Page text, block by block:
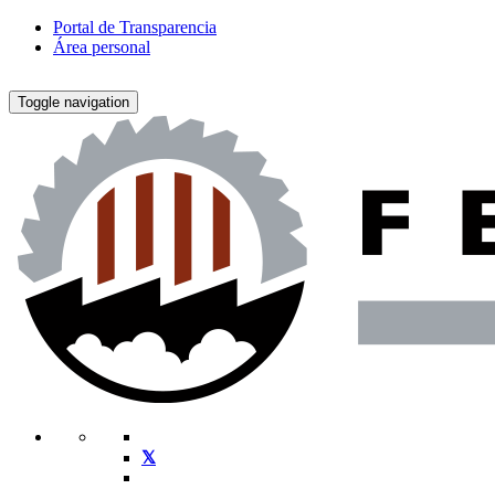
Portal de Transparencia
Área personal
Toggle navigation